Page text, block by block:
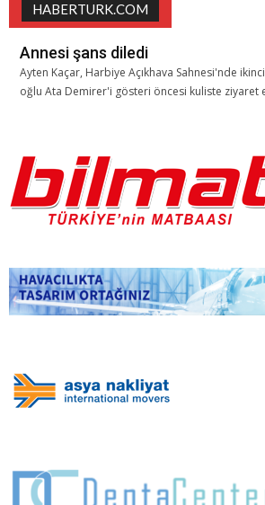
HABERTURK.COM
Annesi şans diledi
Ayten Kaçar, Harbiye Açıkhava Sahnesi'nde
oğlu Ata Demirer'i gösteri öncesi kuliste ziyaret